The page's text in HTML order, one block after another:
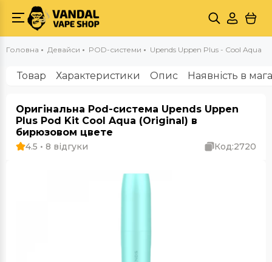
Головна Девайси POD-системи Upends Uppen Plus - Cool Aqua
Товар Характеристики Опис Наявність в
Оригінальна Pod-система Upends Uppen
Plus Pod Kit Cool Aqua (Original) в
бирюзовом цвете
4.5 • 8 відгуки Код:2720